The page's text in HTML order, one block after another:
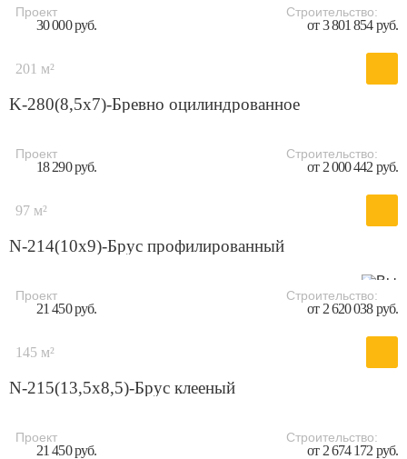
Проект
30 000 руб.
Строительство:
от 3 801 854 руб.
201 м²
K-280(8,5x7)-Бревно оцилиндрованное
Проект
18 290 руб.
Строительство:
от 2 000 442 руб.
97 м²
N-214(10x9)-Брус профилированный
Проект
21 450 руб.
Строительство:
от 2 620 038 руб.
145 м²
N-215(13,5x8,5)-Брус клееный
Проект
21 450 руб.
Строительство:
от 2 674 172 руб.